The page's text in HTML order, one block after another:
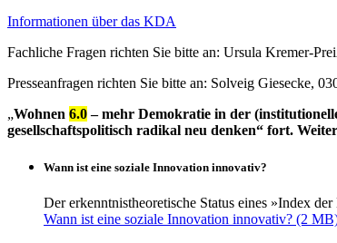
Informationen über das KDA
Fachliche Fragen richten Sie bitte an: Ursula Kremer-
Presseanfragen richten Sie bitte an: Solveig Giesecke,
„Wohnen 6.0– mehr Demokratie in der
gesellschaftspolitisch radikal neu denken“ fort.
Wann ist eine soziale Innovation innovativ?
Der erkenntnistheoretische Status eines »Index
Wann ist eine soziale Innovation innovativ?